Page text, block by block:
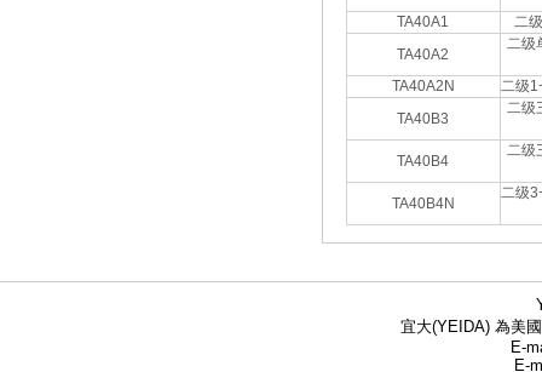
TA40A1
二
TA40A2
二级
TA40A2N
二级
TA40B3
二级
TA40B4
二级
TA40B4N
二级
宜大(YEIDA) 為美
E-
E-